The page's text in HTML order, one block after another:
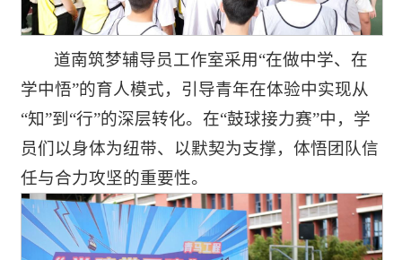
道南筑梦辅导员工作室采用“在做中学、在
学中悟”的育人模式，引导青年在体验中实现从
“知”到“行”的深层转化。在“鼓球接力赛”中，学
员们以身体为纽带、以默契为支撑，体悟团队信
任与合力攻坚的重要性。